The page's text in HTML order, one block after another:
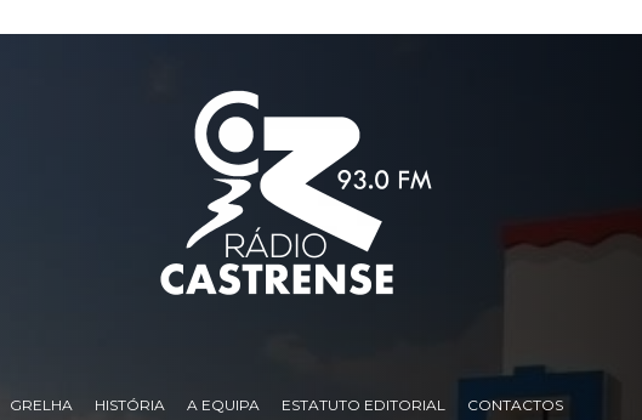
GRELHA HISTÓRIA A EQUIPA ESTATUTO EDITORIAL CONTACTOS